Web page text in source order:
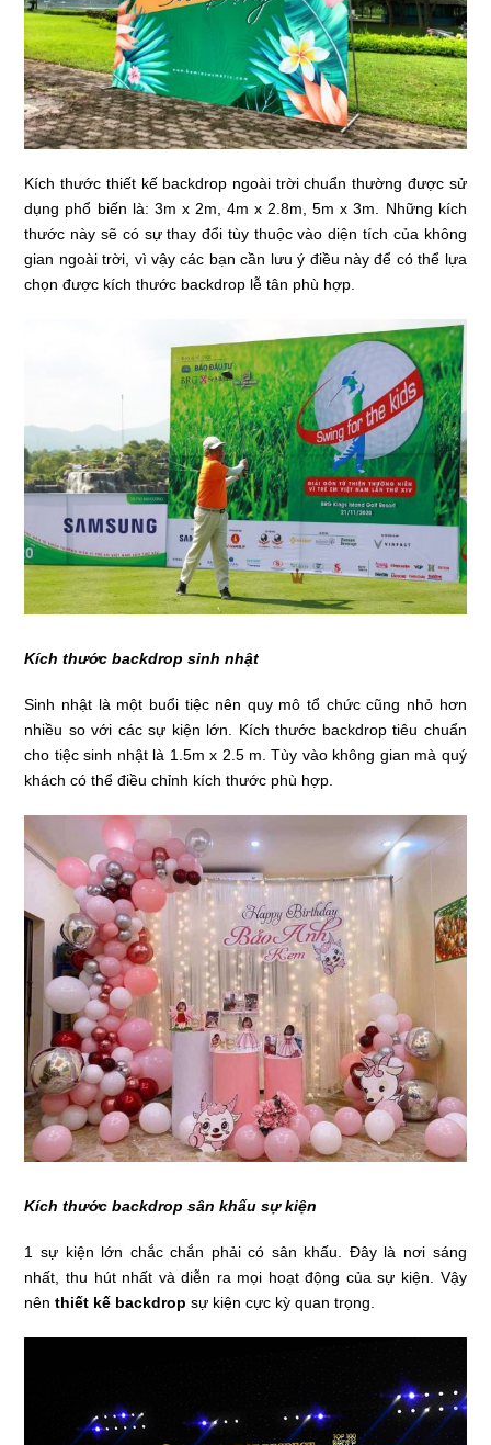
Kích thước thiết kế backdrop ngoài trời chuẩn thường được sử
dụng phổ biến là: 3m x 2m, 4m x 2.8m, 5m x 3m. Những kích
thước này sẽ có sự thay đổi tùy thuộc vào diện tích của không
gian ngoài trời, vì vậy các bạn cần lưu ý điều này để có thể lựa
chọn được kích thước backdrop lễ tân phù hợp.
Kích thước backdrop sinh nhật
Sinh nhật là một buổi tiệc nên quy mô tổ chức cũng nhỏ hơn
nhiều so với các sự kiện lớn. Kích thước backdrop tiêu chuẩn
cho tiệc sinh nhật là 1.5m x 2.5 m. Tùy vào không gian mà quý
khách có thể điều chỉnh kích thước phù hợp.
Kích thước backdrop sân khấu sự kiện
1 sự kiện lớn chắc chắn phải có sân khấu. Đây là nơi sáng
nhất, thu hút nhất và diễn ra mọi hoạt động của sự kiện. Vậy
nên thiết kế backdrop sự kiện cực kỳ quan trọng.